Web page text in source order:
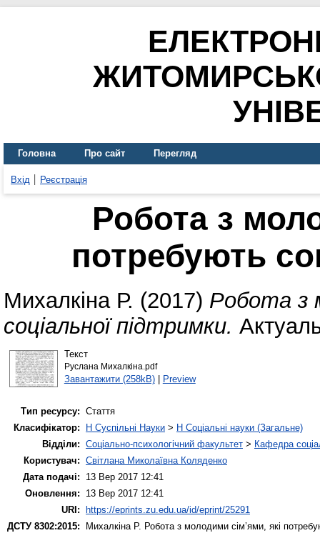
Головна Про сайт Перегляд
Вхід Реєстрація
Робота з
потребують
Михалкіна Р. (2017) Робота з
соціальної підтримки.
Текст
Руслана Михалкіна.pdf
Завантажити (258kB)| Preview
Тип ресурсу: Стаття
Класифікатор:
H Суспільні Науки > H Соціальні науки (Загальне)
Відділи: Соціально-психологічний факультет > Кафедра
Користувач: Світлана Миколаївна Коляденко
Дата подачі:
13 Вер 2017 12:41
Оновлення:
13 Вер 2017 12:41
URI:
https://eprints.zu.edu.ua/id/eprint/25291
ДСТУ 8302:2015:
Михалкіна Р. Робота з молодими сім’ями, які